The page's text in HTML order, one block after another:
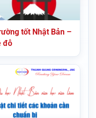
tốt Nhật Bản –
đỗ